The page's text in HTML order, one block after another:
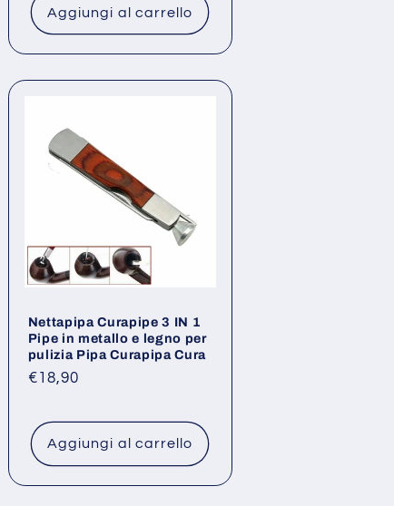
Aggiungi al carrello
Nettapipa Curapipe 3 IN 1
Pipe in metallo e legno per
pulizia Pipa Curapipa Cura
Prezzo
listino
€18,90
Aggiungi al carrello